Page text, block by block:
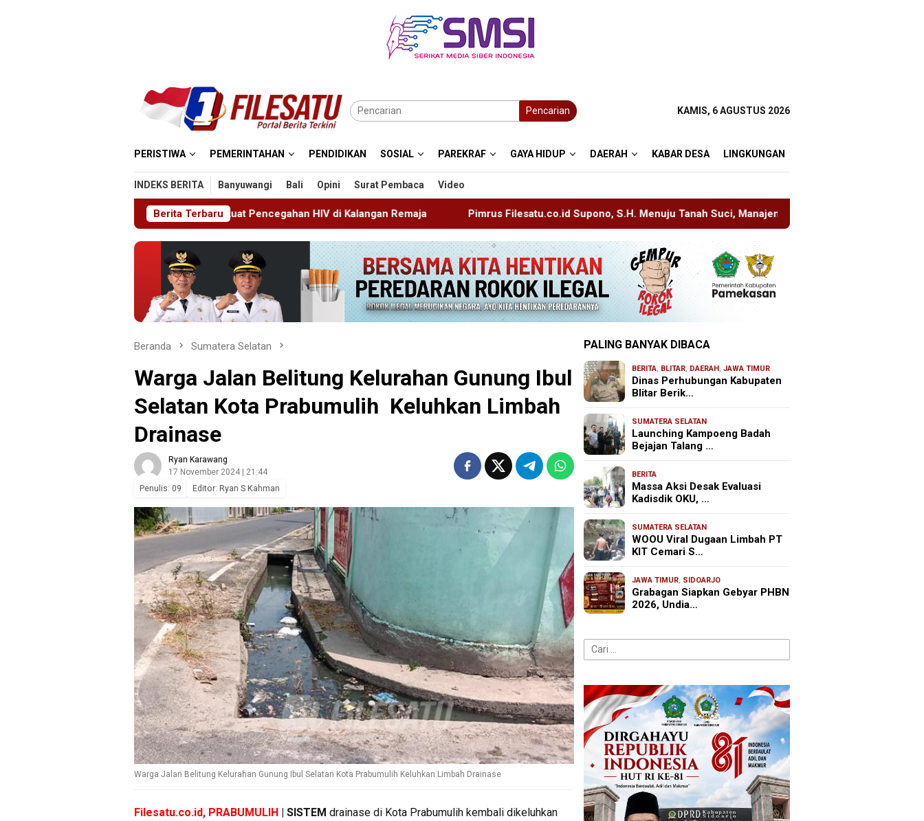
Pencarian KAMIS, 6 AGUSTUS 2026
PERISTIWA PEMERINTAHAN PENDIDIKAN SOSIAL PAREKRAF GAYA HIDUP DAERAH KABAR DESA LINGKUNGAN
INDEKS BERITA Banyuwangi Bali Opini Surat Pembaca Video
Berita Terbaru
Sidoarjo Perkuat Pencegahan HIV di Kalangan Remaja Pimrus Filesatu.co.id Supono, S.H. Menuju Tanah Suci, Manajemen Pastikan Pelayanan Berita Tetap Maksimal
Beranda Sumatera Selatan
Warga Jalan Belitung Kelurahan Gunung Ibul
Selatan Kota Prabumulih Keluhkan Limbah
Drainase
Ryan Karawang
17 November 2024 | 21:44
Penulis: 09 Editor: Ryan S Kahman
Warga Jalan Belitung Kelurahan Gunung Ibul Selatan Kota Prabumulih Keluhkan Limbah Drainase
Filesatu.co.id, PRABUMULIH | SISTEM drainase di Kota Prabumulih kembali dikeluhkan
PALING BANYAK DIBACA
BERITA, BLITAR, DAERAH ,JAWA TIMUR
Dinas Perhubungan Kabupaten
Blitar Berik…
SUMATERA SELATAN
Launching Kampoeng Badah
Bejajan Talang …
BERITA
Massa Aksi Desak Evaluasi
Kadisdik OKU, …
SUMATERA SELATAN
WOOU Viral Dugaan Limbah PT
KIT Cemari S…
JAWA TIMUR, SIDOARJO
Grabagan Siapkan Gebyar PHBN
2026, Undia…
Cari
untuk: